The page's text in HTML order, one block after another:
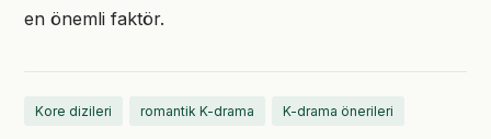
en önemli faktör.
Kore dizileri romantik K-drama K-drama önerileri